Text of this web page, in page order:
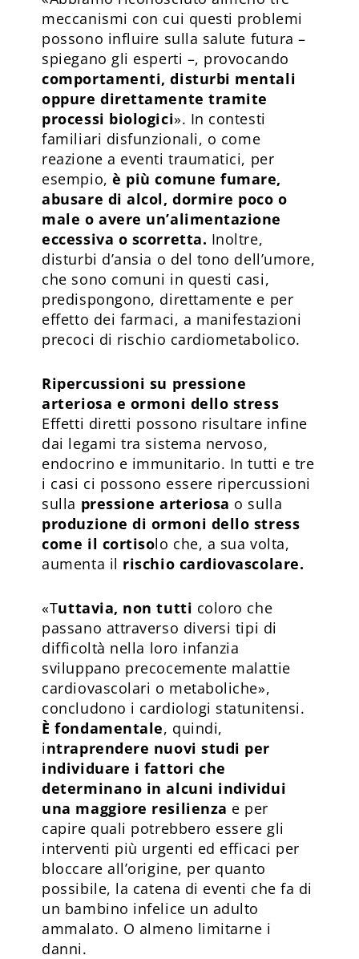
meccanismi con cui questi problemi
possono influire sulla salute futura –
spiegano gli esperti –, provocando
comportamenti, disturbi mentali
oppure direttamente tramite
processi biologici». In contesti
familiari disfunzionali, o come
reazione a eventi traumatici, per
esempio,è più comune fumare,
abusare di alcol, dormire poco o
male o avere un’alimentazione
eccessiva o scorretta. Inoltre,
disturbi d’ansia o del tono dell’umore,
che sono comuni in questi casi,
predispongono, direttamente e per
effetto dei farmaci, a manifestazioni
precoci di rischio cardiometabolico.
Ripercussioni su pressione
arteriosa e ormoni dello stress
Effetti diretti possono risultare infine
dai legami tra sistema nervoso,
endocrino e immunitario. In tutti e tre
i casi ci possono essere ripercussioni
sulla pressione arteriosa o sulla
produzione di ormoni dello stress
come il cortisolo che, a sua volta,
aumenta il rischio cardiovascolare.
«Tuttavia, non tutti coloro che
passano attraverso diversi tipi di
difficoltà nella loro infanzia
sviluppano precocemente malattie
cardiovascolari o metaboliche»,
concludono i cardiologi statunitensi.
È fondamentale, quindi,
intraprendere nuovi studi per
individuare i fattori che
determinano in alcuni individui
una maggiore resilienza e per
capire quali potrebbero essere gli
interventi più urgenti ed efficaci per
bloccare all’origine, per quanto
possibile, la catena di eventi che fa di
un bambino infelice un adulto
ammalato. O almeno limitarne i
danni.